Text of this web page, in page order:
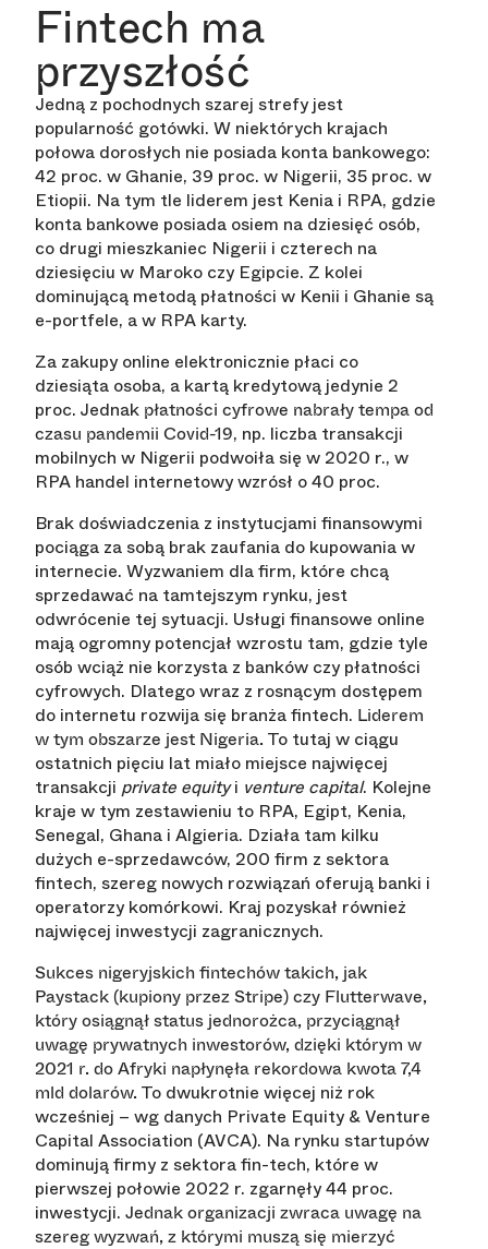
Fintech ma
przyszłość
Jedną z pochodnych szarej strefy jest
popularność gotówki. W niektórych krajach
połowa dorosłych nie posiada konta bankowego:
42 proc. w Ghanie, 39 proc. w Nigerii, 35 proc. w
Etiopii. Na tym tle liderem jest Kenia i RPA, gdzie
konta bankowe posiada osiem na dziesięć osób,
co drugi mieszkaniec Nigerii i czterech na
dziesięciu w Maroko czy Egipcie. Z kolei
dominującą metodą płatności w Kenii i Ghanie są
e-portfele, a w RPA karty.
Za zakupy online elektronicznie płaci co
dziesiąta osoba, a kartą kredytową jedynie 2
proc. Jednak płatności cyfrowe nabrały tempa od
czasu pandemii Covid-19, np. liczba transakcji
mobilnych w Nigerii podwoiła się w 2020 r., w
RPA handel internetowy wzrósł o 40 proc.
Brak doświadczenia z instytucjami finansowymi
pociąga za sobą brak zaufania do kupowania w
internecie. Wyzwaniem dla firm, które chcą
sprzedawać na tamtejszym rynku, jest
odwrócenie tej sytuacji. Usługi finansowe online
mają ogromny potencjał wzrostu tam, gdzie tyle
osób wciąż nie korzysta z banków czy płatności
cyfrowych. Dlatego wraz z rosnącym dostępem
do internetu rozwija się branża fintech. Liderem
w tym obszarze jest Nigeria. To tutaj w ciągu
ostatnich pięciu lat miało miejsce najwięcej
transakcji private equityi venture capital. Kolejne
kraje w tym zestawieniu to RPA, Egipt, Kenia,
Senegal, Ghana i Algieria. Działa tam kilku
dużych e-sprzedawców, 200 firm z sektora
fintech, szereg nowych rozwiązań oferują banki i
operatorzy komórkowi. Kraj pozyskał również
najwięcej inwestycji zagranicznych.
Sukces nigeryjskich fintechów takich, jak
Paystack (kupiony przez Stripe) czy Flutterwave,
który osiągnął status jednorożca, przyciągnął
uwagę prywatnych inwestorów, dzięki którym w
2021 r. do Afryki napłynęła rekordowa kwota 7,4
mld dolarów. To dwukrotnie więcej niż rok
wcześniej – wg danych Private Equity & Venture
Capital Association (AVCA). Na rynku startupów
dominują firmy z sektora fin-tech, które w
pierwszej połowie 2022 r. zgarnęły 44 proc.
inwestycji. Jednak organizacji zwraca uwagę na
szereg wyzwań, z którymi muszą się mierzyć